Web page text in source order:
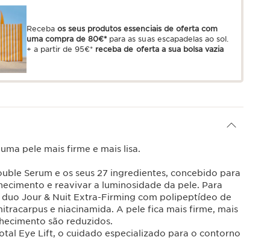
Recebaos seus produtos essenciais de oferta com
uma compra de 80€* para as suas escapadelas ao sol.
+ a partir de 95€* receba de oferta a sua bolsa vazia
pele mais firme e mais lisa.
Serum e os seus 27 ingredientes, concebido para
e reavivar a luminosidade da pele. Para
Jour & Nuit Extra-Firming com polipeptídeo de
e niacinamida. A pele fica mais firme, mais
são reduzidos.
Eye Lift, o cuidado especializado para o contorno